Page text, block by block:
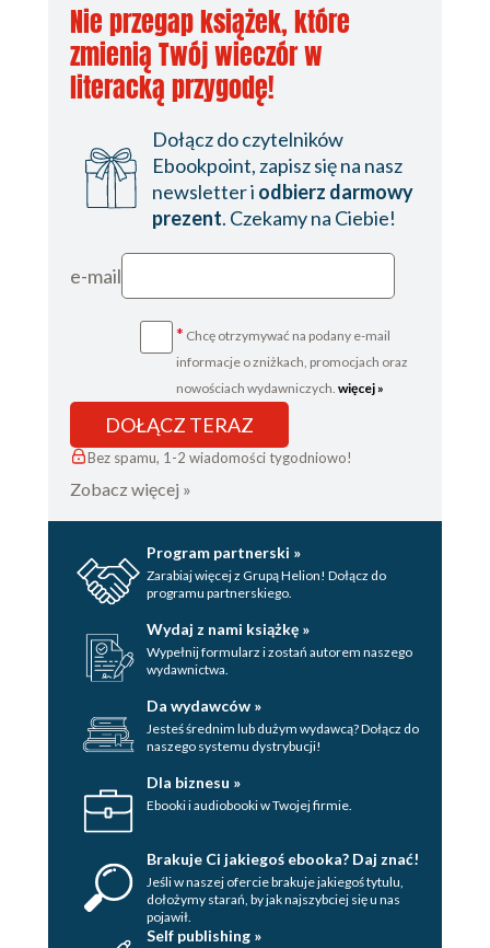
Nie przegap książek, które
zmienią Twój wieczór w
literacką przygodę!
Dołącz do czytelników
Ebookpoint, zapisz się na nasz
newsletter i odbierz darmowy
prezent. Czekamy na Ciebie!
e-mail
* Chcę otrzymywać na podany e-mail
informacje o zniżkach, promocjach oraz
nowościach wydawniczych. więcej »
DOŁĄCZ TERAZ
Bez spamu, 1-2 wiadomości tygodniowo!
Zobacz więcej »
Program partnerski »
Zarabiaj więcej z Grupą Helion! Dołącz do
programu partnerskiego.
Wydaj z nami książkę »
Wypełnij formularz i zostań autorem naszego
wydawnictwa.
Da wydawców »
Jesteś średnim lub dużym wydawcą? Dołącz do
naszego systemu dystrybucji!
Dla biznesu »
Ebooki i audiobooki w Twojej firmie.
Brakuje Ci jakiegoś ebooka? Daj znać!
Jeśli w naszej ofercie brakuje jakiegoś tytulu,
dołożymy starań, by jak najszybciej się u nas
pojawił.
Self publishing »